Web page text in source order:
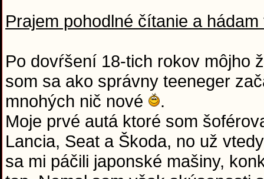
Prajem pohodlné čítanie a
Po dovŕšení 18-tich rokov môjho
som sa ako správny teeneger
mnohých nič nové
.
Moje prvé autá ktoré som
Lancia, Seat a Škoda, no už
sa mi páčili japonské mašiny,